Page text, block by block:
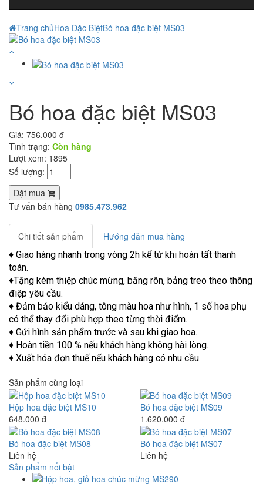
Trang chủHoa Đặc BiệtBó hoa đặc biệt MS03
Bó hoa đặc biệt MS03
Giá: 756.000 đ
Tình trạng: Còn hàng
Lượt xem: 1895
Số lượng:
Đặt mua
Tư vấn bán hàng 0985.473.962
Chi tiết sản phẩm Hướng dẫn mua hàng
♦ Giao hàng nhanh trong vòng 2h kể từ khi hoàn tất thanh
toán.
♦Tặng kèm thiệp chúc mừng, băng rôn, bảng treo theo thông
điệp yêu cầu.
♦ Đảm bảo kiểu dáng, tông màu hoa như hình, 1 số hoa phụ
có thể thay đổi phù hợp theo từng thời điểm.
♦ Gửi hình sản phẩm trước và sau khi giao hoa.
♦ Hoàn tiền 100 % nếu khách hàng không hài lòng.
♦ Xuất hóa đơn thuế nếu khách hàng có nhu cầu.
Sản phẩm cùng loại
Hộp hoa đặc biệt MS10
648.000 đ
Bó hoa đặc biệt MS09
1.620.000 đ
Bó hoa đặc biệt MS08
Liên hệ
Bó hoa đặc biệt MS07
Liên hệ
Sản phẩm nổi bật